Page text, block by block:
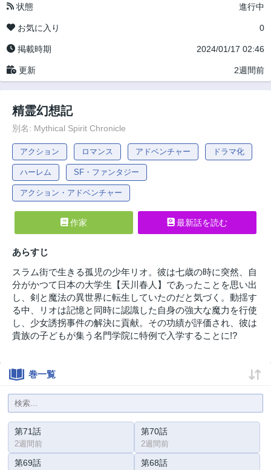
状態 進行中
お気に入り 0
掲載時期 2024/01/17 02:46
更新 2週間前
精霊幻想記
別名: Mythical Spirit Chronicle
アクション ロマンス アドベンチャー ドラマ化
ハーレム SF・ファンタジー
アクション・アドベンチャー
作家 最新話を読む
あらすじ
スラム街で生きる孤児の少年リオ。彼は七歳の時に突然、自
分がかつて日本の大学生【天川春人】であったことを思い出
し、剣と魔法の異世界に転生していたのだと気づく。動揺す
る中、リオは記憶と同時に認識した自身の強大な魔力を行使
し、少女誘拐事件の解決に貢献。その功績が評価され、彼は
貴族の子どもが集う名門学院に特例で入学することに!?
巻一覧
第71話
2週間前
第70話
2週間前
第69話 第68話